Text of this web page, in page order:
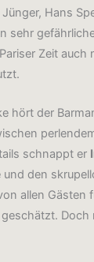
Hans
sehr
Zeit
hört der
schnappt er
und den
allen Gästen
Doch